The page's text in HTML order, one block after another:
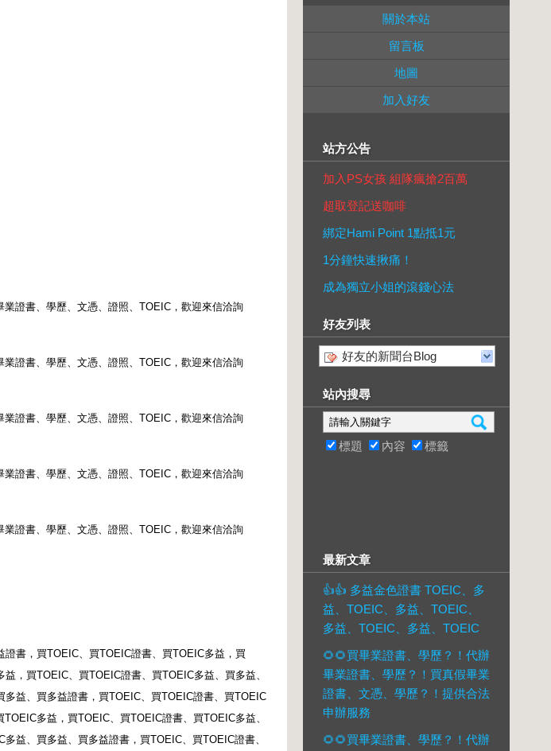
業證書、學歷、文憑、證照、 TOEIC ，歡迎來信洽詢
業證書、學歷、文憑、證照、 TOEIC ，歡迎來信洽詢
業證書、學歷、文憑、證照、 TOEIC ，歡迎來信洽詢
業證書、學歷、文憑、證照、 TOEIC ，歡迎來信洽詢
業證書、學歷、文憑、證照、 TOEIC ，歡迎來信洽詢
證書，買TOEIC、買TOEIC證書、買TOEIC多益，買
益，買TOEIC、買TOEIC證書、買TOEIC多益、買多益、
多益、買多益證書，買TOEIC、買TOEIC證書、買TOEIC
TOEIC多益，買TOEIC、買TOEIC證書、買TOEIC多益、
多益、買多益、買多益證書，買TOEIC、買TOEIC證書、
關於本站
留言板
地圖
加入好友
站方公告
加入PS女孩 組隊瘋搶2百萬
超取登記送咖啡
綁定Hami Point 1點抵1元
1分鐘快速揪痛！
成為獨立小姐的滾錢心法
好友列表
好友的新聞台Blog
站內搜尋
標題 內容 標籤
最新文章
👍👍 多益金色證書 TOEIC、多
益、TOEIC、多益、TOEIC、
多益、TOEIC、多益、TOEIC
🌻🌻買畢業證書、學歷？！代辦
畢業證書、學歷？！買真假畢業
證書、文憑、學歷？！提供合法
申辦服務
🌻🌻買畢業證書、學歷？！代辦